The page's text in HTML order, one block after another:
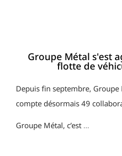
Groupe Métal s'est
flotte de
Depuis fin septembre, Groupe
compte désormais 49
Groupe Métal, c’est …